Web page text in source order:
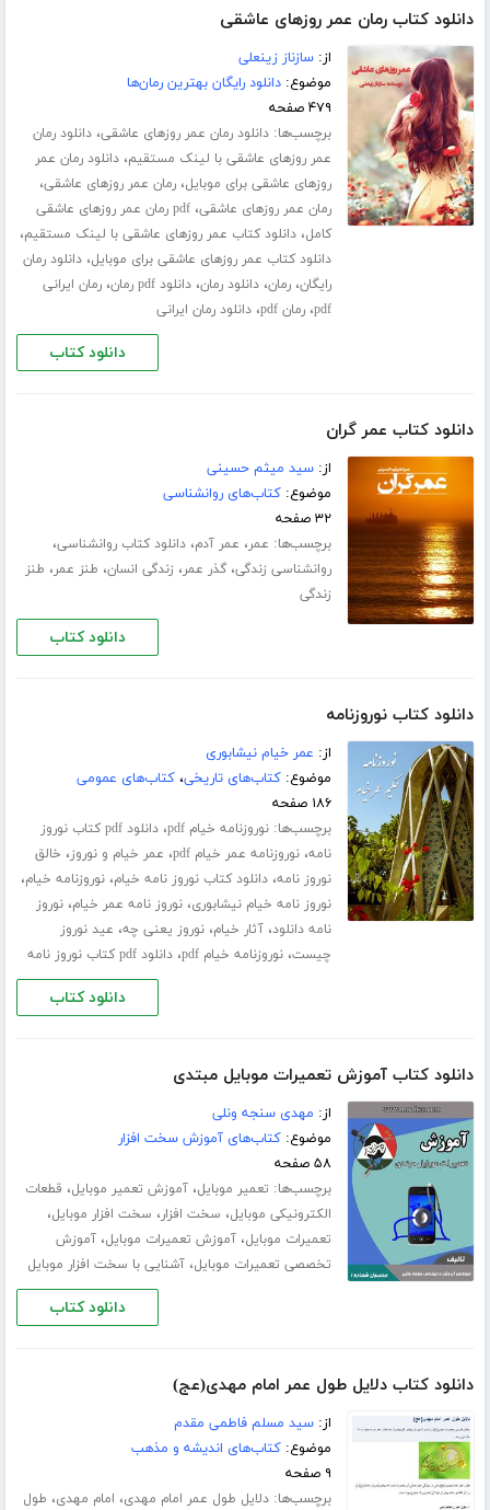
دانلود کتاب رمان عمر روزهای عاشقی
از:سازناز زینعلی
موضوع:دانلود رایگان بهترین رمان‌ها
۴۷۹ صفحه
برچسب‌ها:دانلود رمان عمر روزهای عاشقی،دانلود رمان
عمر روزهای عاشقی با لینک مستقیم،دانلود رمان عمر
روزهای عاشقی برای موبایل،رمان عمر روزهای عاشقی،
رمان عمر روزهای عاشقی،
pdf رمان عمر روزهای عاشقی
کامل،دانلود کتاب عمر روزهای عاشقی با لینک مستقیم،
دانلود کتاب عمر روزهای عاشقی برای موبایل،دانلود رمان
رایگان،رمان،دانلود رمان،دانلود pdf رمان ،رمان ایرانی
pdf،رمان pdf ،دانلود رمان ایرانی
دانلود کتاب
دانلود کتاب عمر گران
از:سید میثم حسینی
موضوع:کتاب‌های روانشناسی
۳۲ صفحه
برچسب‌ها: عمر، عمر آدم،دانلود کتاب روانشناسی،
روانشناسی زندگی،گذر عمر، زندگی انسان، طنز عمر، طنز
زندگی
دانلود کتاب
دانلود کتاب نوروزنامه
از: عمر خیام نیشابوری
موضوع:کتاب‌های تاریخی،کتاب‌های عمومی
۱۸۶ صفحه
برچسب‌ها:نوروزنامه خیام pdf ،
دانلود pdf کتاب نوروز
نامه،نوروزنامه عمر خیام pdf ، عمر خیام و نوروز، خالق
نوروز نامه،دانلود کتاب نوروز نامه خیام،نوروزنامه خیام،
نوروز نامه خیام نیشابوری،نوروز نامه عمر خیام،نوروز
نامه دانلود،آثار خیام،نوروز یعنی چه، عید نوروز
چیست،نوروزنامه خیام pdf ،دانلود pdf کتاب نوروز نامه
دانلود کتاب
دانلود کتاب آموزش تعمیرات موبایل مبتدی
از: مهدی سنجه ونلی
موضوع:کتاب‌های آموزش سخت افزار
۵۸ صفحه
برچسب‌ها: تعمیر موبایل،آموزش تعمیر موبایل، قطعات
الکترونیکی موبایل، سخت افزار، سخت افزار موبایل،
تعمیرات موبایل،آموزش تعمیرات موبایل،آموزش
تخصصی تعمیرات موبایل،آشنایی با سخت افزار موبایل
دانلود کتاب
دانلود کتاب دلایل طول عمر امام مهدی(عج)
از:سید مسلم فاطمی مقدم
موضوع:کتاب‌های اندیشه و مذهب
۹ صفحه
برچسب‌ها:دلایل طول عمر امام مهدی، امام مهدی، طول